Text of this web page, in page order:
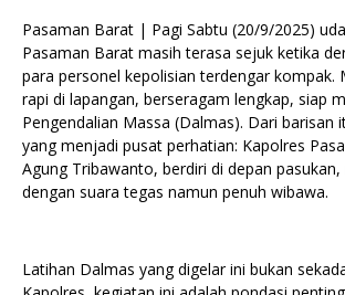
Pasaman Barat | Pagi Sabtu (20/9/2025)
Pasaman Barat masih terasa sejuk ketika
para personel kepolisian terdengar kompak.
rapi di lapangan, berseragam lengkap, siap
Pengendalian Massa (Dalmas). Dari barisan
yang menjadi pusat perhatian: Kapolres
Agung Tribawanto, berdiri di depan
dengan suara tegas namun penuh wibawa.
Latihan Dalmas yang digelar ini bukan